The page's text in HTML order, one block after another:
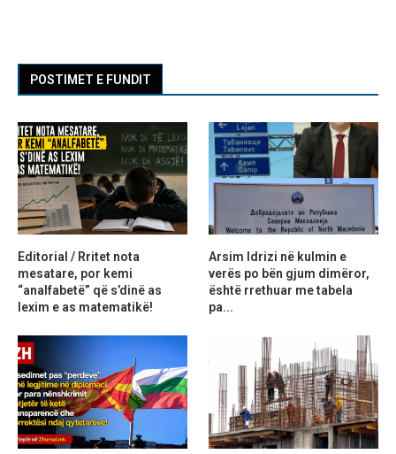
POSTIMET E FUNDIT
Editorial / Rritet nota
mesatare, por kemi
“analfabetë” që s’dinë as
lexim e as matematikë!
Arsim Idrizi në kulmin e
verës po bën gjum dimëror,
është rrethuar me tabela
pa...